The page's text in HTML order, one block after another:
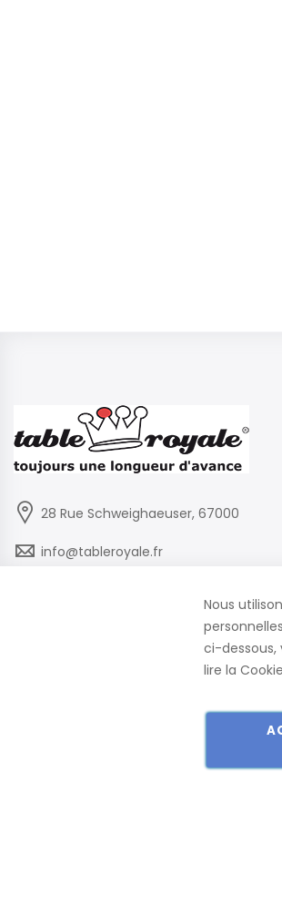
28 Rue Schweighaeuser, 67000
info@tableroyale.fr
Lundi - Vendredi: 07:30-17:00
Copyright © 2018-2024 présent Keller
Nous
ci-dessous,
lire la